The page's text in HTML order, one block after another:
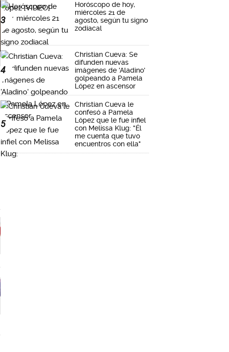
3
Horóscopo de hoy,
miércoles 21 de
agosto, según tu signo
zodiacal
4
Christian Cueva: Se
difunden nuevas
imágenes de 'Aladino'
golpeando a Pamela
López en ascensor
5
Christian Cueva le
confesó a Pamela
López que le fue infiel
con Melissa Klug: "Él
me cuenta que tuvo
encuentros con ella"